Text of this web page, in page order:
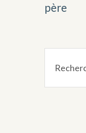
père